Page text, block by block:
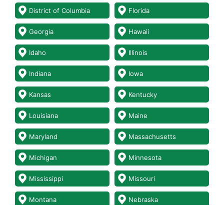
District of Columbia Florida
Georgia Hawaii
Idaho Illinois
Indiana Iowa
Kansas Kentucky
Louisiana Maine
Maryland Massachusetts
Michigan Minnesota
Mississippi Missouri
Montana Nebraska